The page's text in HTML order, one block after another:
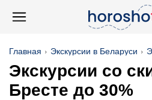
Главная Экскурсии в Беларуси
Экскурсии со
Бресте до 30%